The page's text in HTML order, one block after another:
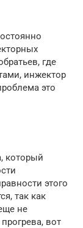
где
инжектор
это
который
этого
так как
не
вот